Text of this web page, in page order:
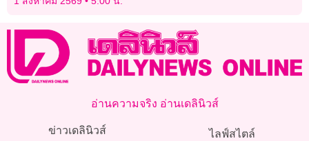
อ่านความจริง อ่านเดลินิวส์
ข่าวเดลินิวส์
ไลฟ์สไตล์